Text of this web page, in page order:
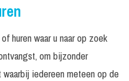
huren waar u naar op zoek
om bijzonder
iedereen meteen op de